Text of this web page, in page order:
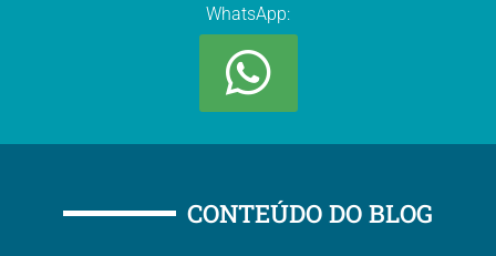
WhatsApp:
CONTEÚDO DO BLOG